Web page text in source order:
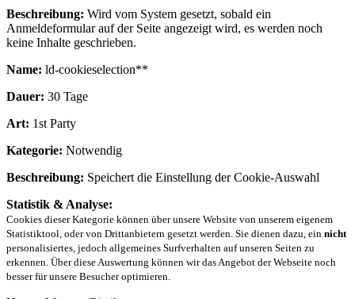
Beschreibung: Wird vom System gesetzt, sobald ein
Anmeldeformular auf der Seite angezeigt wird, es werden noch
keine Inhalte geschrieben.
Name: ld-cookieselection**
Dauer: 30 Tage
Art: 1st Party
Kategorie: Notwendig
Beschreibung: Speichert die Einstellung der Cookie-Auswahl
Statistik & Analyse:
Cookies dieser Kategorie können über unsere Website von unserem eigenem
Statistiktool, oder von Drittanbietern gesetzt werden. Sie dienen dazu, ein nicht
personalisiertes, jedoch allgemeines Surfverhalten auf unseren Seiten zu
erkennen. Über diese Auswertung können wir das Angebot der Webseite noch
besser für unsere Besucher optimieren.